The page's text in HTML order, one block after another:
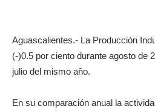
Aguascalientes.- La Producción
(-)0.5 por ciento durante agosto de
julio del mismo año.
En su comparación anual la